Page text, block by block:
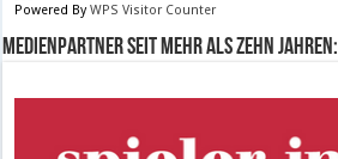
Powered ByWPS Visitor Counter
Medienpartner seit mehr als zehn Jahren: